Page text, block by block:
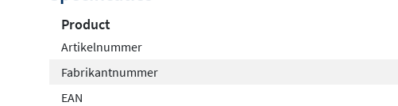
Product
Artikelnummer
Fabrikantnummer
EAN